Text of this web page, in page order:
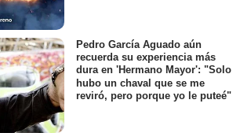
Pedro García Aguado aún
recuerda su experiencia más
dura en 'Hermano Mayor': "Solo
hubo un chaval que se me
reviró, pero porque yo le puteé"